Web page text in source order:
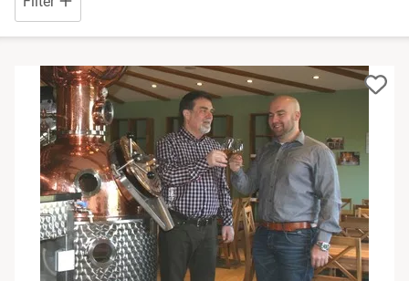
Niedersachsen
NRW
Rheinland-Pfalz
Saarland
Sachsen
Sachsen-Anhalt
Rum Tasting
Schokolade
Sekt Tasting
Tequila
Wein Tasting
Whisky Tasting